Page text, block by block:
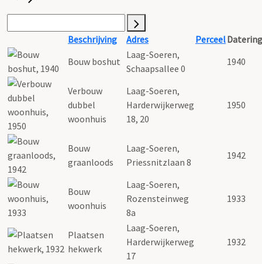
Beschrijving Adres PerceelDatering
Bouw boshut
Laag-Soeren,
Schaapsallee 0
1940
Verbouw
dubbel
woonhuis
Laag-Soeren,
Harderwijkerweg
18, 20
1950
Bouw
graanloods
Laag-Soeren,
Priessnitzlaan 8
1942
Bouw
woonhuis
Laag-Soeren,
Rozensteinweg
8a
1933
Plaatsen
hekwerk
Laag-Soeren,
Harderwijkerweg
17
1932